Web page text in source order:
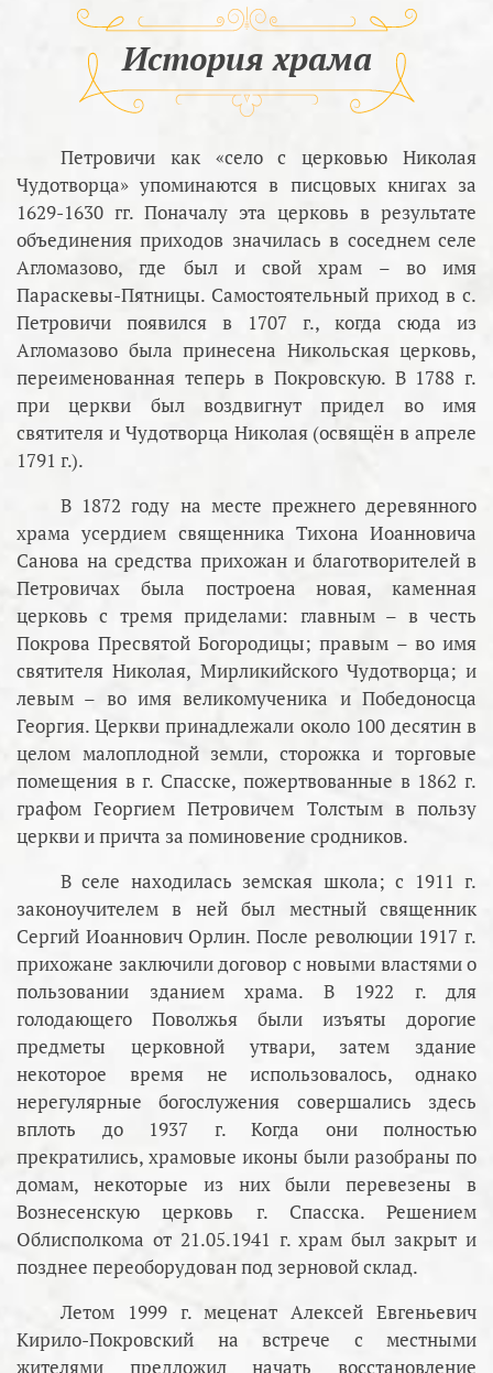
История храма
Петровичи как «село с церковью Николая
Чудотворца» упоминаются в писцовых книгах за
1629-1630 гг. Поначалу эта церковь в результате
объединения приходов значилась в соседнем селе
Агломазово, где был и свой храм – во имя
Параскевы-Пятницы. Самостоятельный приход в с.
Петровичи появился в 1707 г., когда сюда из
Агломазово была принесена Никольская церковь,
переименованная теперь в Покровскую. В 1788 г.
при церкви был воздвигнут придел во имя
святителя и Чудотворца Николая (освящён в апреле
1791 г.).
В 1872 году на месте прежнего деревянного
храма усердием священника Тихона Иоанновича
Санова на средства прихожан и благотворителей в
Петровичах была построена новая, каменная
церковь с тремя приделами: главным – в честь
Покрова Пресвятой Богородицы; правым – во имя
святителя Николая, Мирликийского Чудотворца; и
левым – во имя великомученика и Победоносца
Георгия. Церкви принадлежали около 100 десятин в
целом малоплодной земли, сторожка и торговые
помещения в г. Спасске, пожертвованные в 1862 г.
графом Георгием Петровичем Толстым в пользу
церкви и причта за поминовение сродников.
В селе находилась земская школа; с 1911 г.
законоучителем в ней был местный священник
Сергий Иоаннович Орлин. После революции 1917 г.
прихожане заключили договор с новыми властями о
пользовании зданием храма. В 1922 г. для
голодающего Поволжья были изъяты дорогие
предметы церковной утвари, затем здание
некоторое время не использовалось, однако
нерегулярные богослужения совершались здесь
вплоть до 1937 г. Когда они полностью
прекратились, храмовые иконы были разобраны по
домам, некоторые из них были перевезены в
Вознесенскую церковь г. Спасска. Решением
Облисполкома от 21.05.1941 г. храм был закрыт и
позднее переоборудован под зерновой склад.
Летом 1999 г. меценат Алексей Евгеньевич
Кирило-Покровский на встрече с местными
жителями предложил начать восстановление